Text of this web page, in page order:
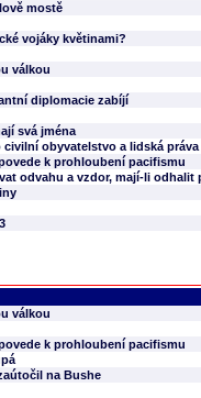
mostě
vojáky květinami?
válkou
diplomacie zabíjí
svá jména
obyvatelstvo a lidská
k prohloubení pacifismu
odvahu a vzdor, mají-li odhalit
válkou
k prohloubení pacifismu
na Bushe